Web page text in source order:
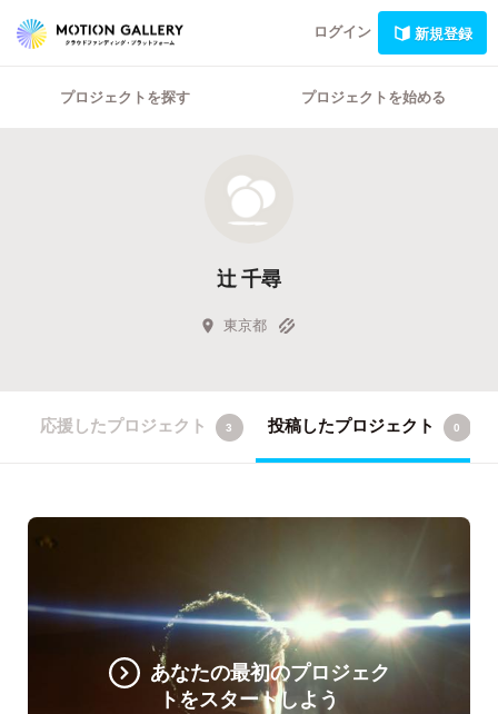
ログイン 新規登録
プロジェクトを探す プロジェクトを始める
辻 千尋
東京都
応援したプロジェクト 3 投稿したプロジェクト 0
あなたの最初のプロジェク
トをスタートしよう